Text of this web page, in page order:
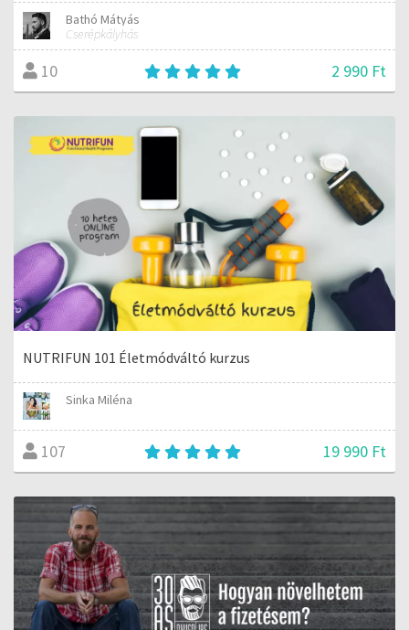
Bathó Mátyás
Cserépkályhás
10 2 990 Ft
NUTRIFUN 101 Életmódváltó kurzus
Sinka Miléna
107 19 990 Ft